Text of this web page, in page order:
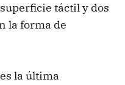
táctil y dos
la forma de
la última